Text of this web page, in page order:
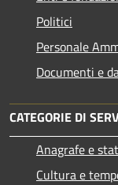
Politici
Personale
Documenti e
CATEGORIE DI
Anagrafe e
Cultura e